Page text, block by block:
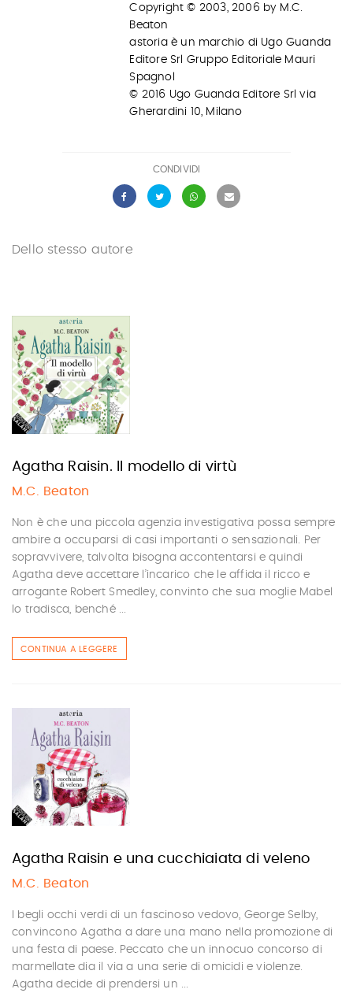
Copyright © 2003, 2006 by M.C.
Beaton
astoria è un marchio di Ugo Guanda
Editore Srl Gruppo Editoriale Mauri
Spagnol
© 2016 Ugo Guanda Editore Srl via
Gherardini 10, Milano
CONDIVIDI
Dello stesso autore
Agatha Raisin. Il modello di virtù
M.C. Beaton
Non è che una piccola agenzia investigativa possa sempre
ambire a occuparsi di casi importanti o sensazionali. Per
sopravvivere, talvolta bisogna accontentarsi e quindi
Agatha deve accettare l’incarico che le affida il ricco e
arrogante Robert Smedley, convinto che sua moglie Mabel
lo tradisca, benché ...
CONTINUA A LEGGERE
Agatha Raisin e una cucchiaiata di veleno
M.C. Beaton
I begli occhi verdi di un fascinoso vedovo, George Selby,
convincono Agatha a dare una mano nella promozione di
una festa di paese. Peccato che un innocuo concorso di
marmellate dia il via a una serie di omicidi e violenze.
Agatha decide di prendersi un ...